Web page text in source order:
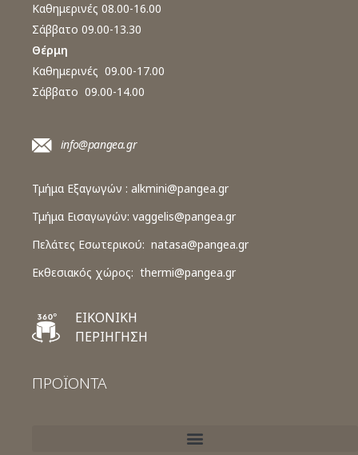
Καθημερινές 08.00-16.00
Σάββατο 09.00-13.30
Θέρμη
Καθημερινές 09.00-17.00
Σάββατο 09.00-14.00
info@pangea.gr
Τμήμα Εξαγωγών : alkmini@pangea.gr
Τμήμα Εισαγωγών: vaggelis@pangea.gr
Πελάτες Εσωτερικού: natasa@pangea.gr
Εκθεσιακός χώρος: thermi@pangea.gr
ΕΙΚΟΝΙΚΗ
ΠΕΡΙΗΓΗΣΗ
ΠΡΟΪΟΝΤΑ